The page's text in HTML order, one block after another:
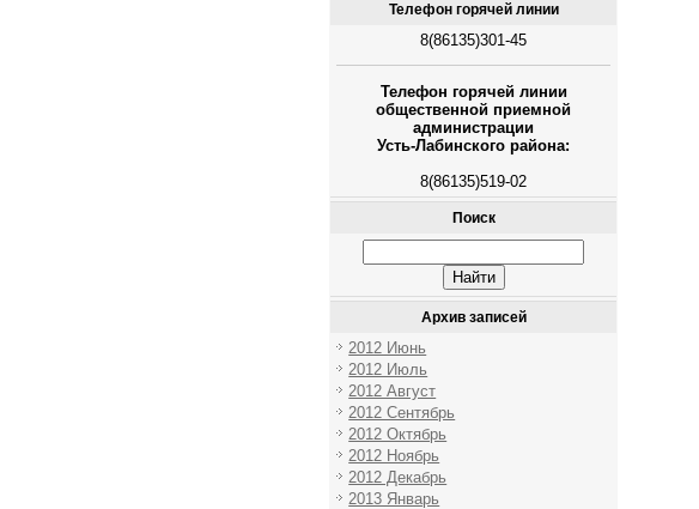
Телефон горячей линии
8(86135)301-45
Телефон горячей линии
общественной приемной
администрации
Усть-Лабинского района:
8(86135)519-02
Поиск
Архив записей
2012 Июнь
2012 Июль
2012 Август
2012 Сентябрь
2012 Октябрь
2012 Ноябрь
2012 Декабрь
2013 Январь